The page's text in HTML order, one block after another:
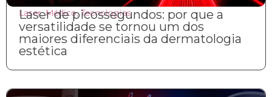
Laser,Médico,Tecnologias
Laser de picossegundos: por que a
versatilidade se tornou um dos
maiores diferenciais da dermatologia
estética